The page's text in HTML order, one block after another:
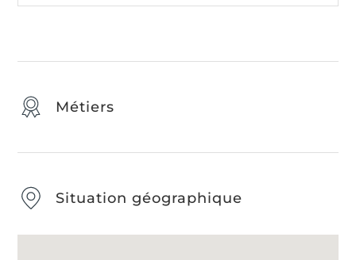
Métiers
Situation géographique